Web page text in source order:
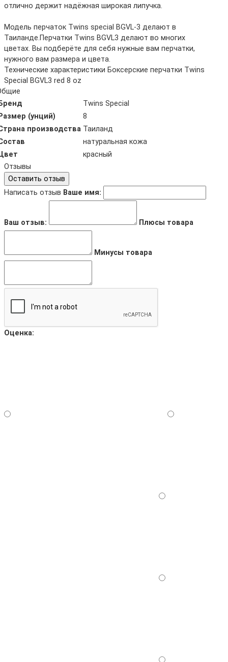
отлично держит надёжная широкая липучка.
Модель перчаток Twins special BGVL-3 делают в
Таиланде.Перчатки Twins BGVL3 делают во многих
цветах. Вы подберёте для себя нужные вам перчатки,
нужного вам размера и цвета.
Технические характеристики Боксерские перчатки Twins
Special BGVL3 red 8 oz
Twins Special
(унций)
8
производства Таиланд
натуральная кожа
красный
Отзывы
Оставить отзыв
Написать отзыв Ваше имя:
Ваш отзыв: Плюсы товара
Минусы товара
Оценка: